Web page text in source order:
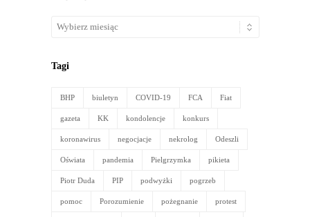
Artykuły
Tagi
BHP biuletyn COVID-19 FCA Fiat
gazeta KK kondolencje konkurs
koronawirus negocjacje nekrolog Odeszli
Oświata pandemia Pielgrzymka pikieta
Piotr Duda PIP podwyżki pogrzeb
pomoc Porozumienie pożegnanie protest